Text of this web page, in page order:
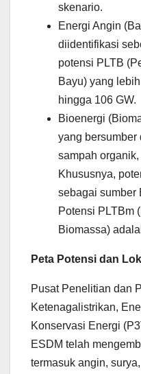
skenario.
Energi Angin
diidentifikasi
potensi PLTB
Bayu) yang
hingga 106 GW.
Bioenergi
yang bersumber
sampah
Khususnya,
sebagai sumber
Potensi PLTBm
Biomassa)
Peta Potensi dan
Pusat Penelitian dan
Ketenagalistrikan,
Konservasi Energi
ESDM telah
termasuk angin,